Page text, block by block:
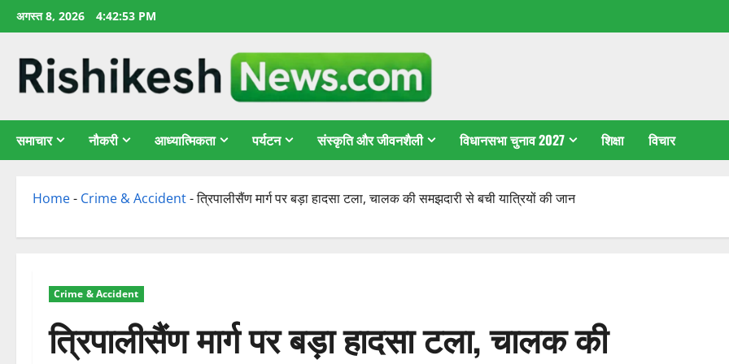
छोड़कर
सामग्री
अगस्त 8, 2026 4:42:54 PM
समाचार नौकरी आध्यात्मिकता पर्यटन संस्कृति और जीवनशैली विधानसभा चुनाव 2027 शिक्षा विचार
Home- Crime & Accident-त्रिपालीसैंण मार्ग पर बड़ा हादसा टला, चालक की समझदारी से बची यात्रियों की जान
Crime & Accident
त्रिपालीसैंण मार्ग पर बड़ा हादसा टला, चालक की